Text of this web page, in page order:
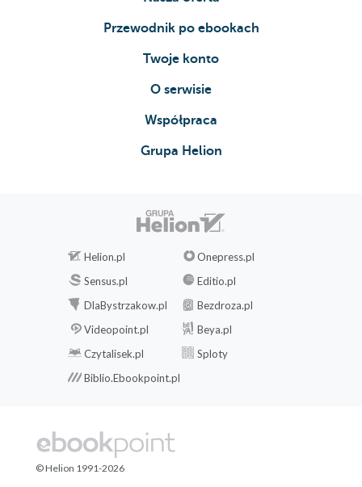
Przewodnik po ebookach
Twoje konto
O serwisie
Współpraca
Grupa Helion
Helion.pl
Onepress.pl
Sensus.pl
Editio.pl
DlaBystrzakow.pl
Bezdroza.pl
Videopoint.pl
Beya.pl
Czytalisek.pl
Sploty
Biblio.Ebookpoint.pl
© Helion 1991-2026